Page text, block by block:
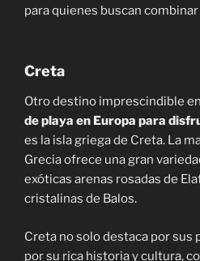
para quienes buscan
Creta
Otro destino imprescindible
de playa en Europa para
es la isla griega de Creta. La
Grecia ofrece una gran
exóticas arenas rosadas de
cristalinas de Balos.
Creta no solo destaca por sus
por su rica historia y cultura,